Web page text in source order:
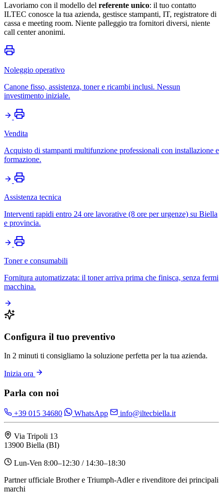
Lavoriamo con il modello del referente unico: il tuo contatto
ILTEC conosce la tua azienda, gestisce stampanti, IT, registratore di
cassa e meeting room. Niente palleggio tra fornitori diversi, niente
call center anonimi.
Noleggio operativo
Canone fisso, assistenza, toner e ricambi inclusi. Nessun
investimento iniziale.
Vendita
Acquisto di stampanti multifunzione professionali con installazione e
formazione.
Assistenza tecnica
Interventi rapidi entro 24 ore lavorative (8 ore per urgenze) su Biella
e provincia.
Toner e consumabili
Fornitura automatizzata: il toner arriva prima che finisca, senza fermi
macchina.
Configura il tuo preventivo
In 2 minuti ti consigliamo la soluzione perfetta per la tua azienda.
Inizia ora
Parla con noi
+39 015 34680 WhatsApp info@iltecbiella.it
Via Tripoli 13
13900 Biella (BI)
Lun-Ven 8:00–12:30 / 14:30–18:30
Partner ufficiale Brother e Triumph-Adler e rivenditore dei principali
marchi